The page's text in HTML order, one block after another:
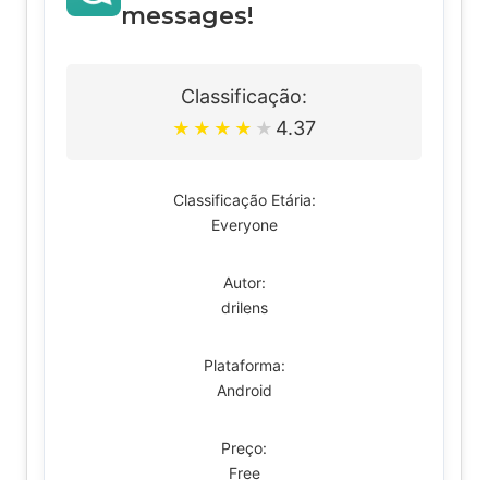
messages!
Classificação:
★ ★ ★ ★ ★ 4.37
Classificação Etária:
Everyone
Autor:
drilens
Plataforma:
Android
Preço:
Free